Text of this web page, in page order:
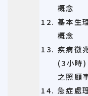
概念
基本生
概念
疾病徵
(3小時)
之照顧
急症處